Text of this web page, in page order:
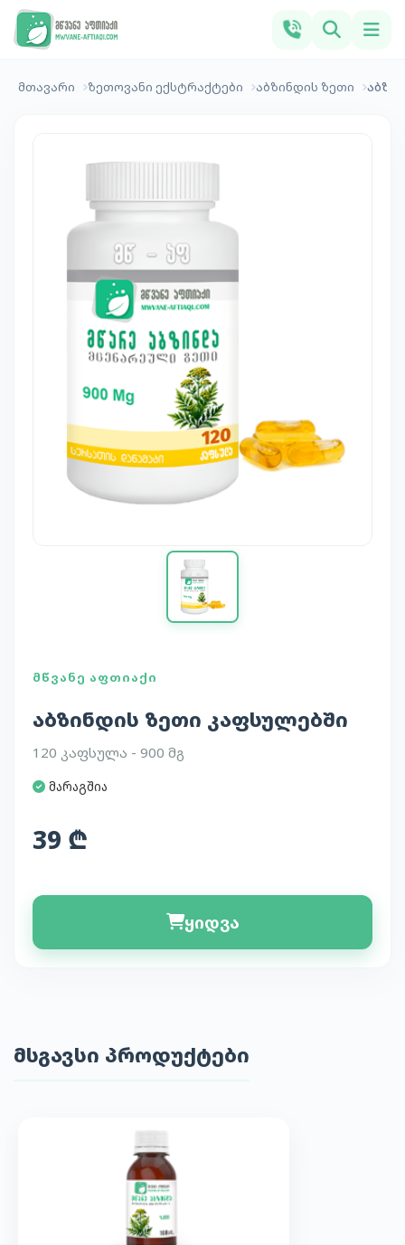
მთავარი ზეთოვანი ექსტრაქტები აბზინდის ზეთი
ᲛᲬᲕᲐᲜᲔ ᲐᲤᲗᲘᲐᲥᲘ
აბზინდის ზეთი კაფსულებში
120 კაფსულა - 900 მგ
მარაგშია
39 ₾
ყიდვა
მსგავსი პროდუქტები